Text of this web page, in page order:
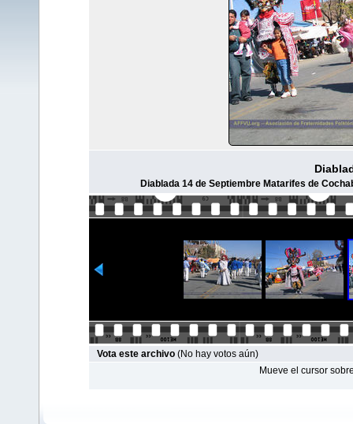
Diablada 14 de Septiembre Matarifes de
Vota este archivo(No hay votos aún)
Mueve el cursor